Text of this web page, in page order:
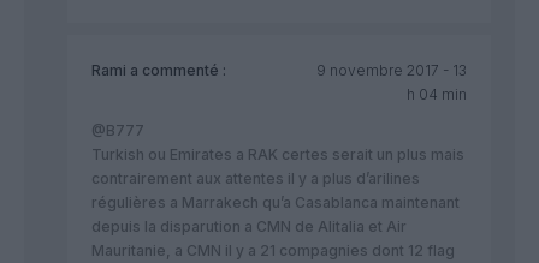
Rami a commenté :
9 novembre 2017 - 13
h 04 min
@B777
Turkish ou Emirates a RAK certes serait un plus mais
contrairement aux attentes il y a plus d’arilines
régulières a Marrakech qu’a Casablanca maintenant
depuis la disparution a CMN de Alitalia et Air
Mauritanie, a CMN il y a 21 compagnies dont 12 flag